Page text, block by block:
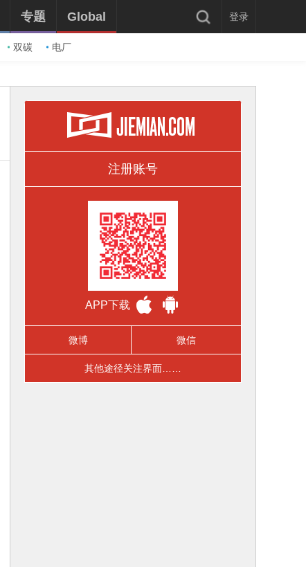
双碳 电厂
专题 Global 登录
注册账号
APP下载
微博 微信
其他途径关注界面……